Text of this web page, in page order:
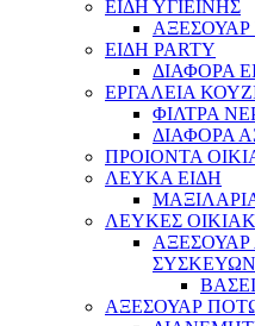
ΕΙΔΗ ΥΓΙΕΙΝΗΣ
ΕΙΔΗ PARTY
ΔΙΑΦΟΡΑ
ΕΡΓΑΛΕΙΑ
ΦΙΛΤΡΑ
ΔΙΑΦΟΡΑ
ΠΡΟΙΟΝΤΑ
ΛΕΥΚΑ ΕΙΔΗ
ΛΕΥΚΕΣ
ΣΥΣΚΕΥΩΝ
ΑΞΕΣΟΥΑΡ